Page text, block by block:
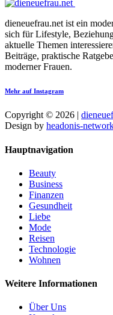
dieneuefrau.net ist ein
sich für Lifestyle,
aktuelle Themen
Beiträge, praktische
moderner Frauen.
Mehr auf Instagram
Copyright © 2026 |
Design by headonis-
Hauptnavigation
Beauty
Business
Finanzen
Gesundheit
Liebe
Mode
Reisen
Technologie
Wohnen
Weitere Informationen
Über Uns